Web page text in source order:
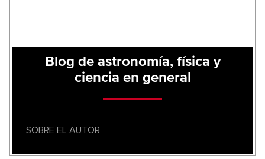
Blog de astronomía, física y
ciencia en general
SOBRE EL AUTOR